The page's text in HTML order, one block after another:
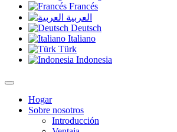
Francés
العربية
Deutsch
Italiano
Türk
Indonesia
Hogar
Sobre nosotros
Introducción